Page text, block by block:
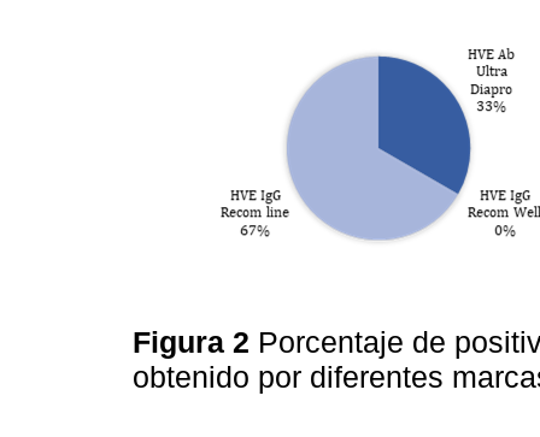
Figura 2 Porcentaje de
obtenido por diferentes